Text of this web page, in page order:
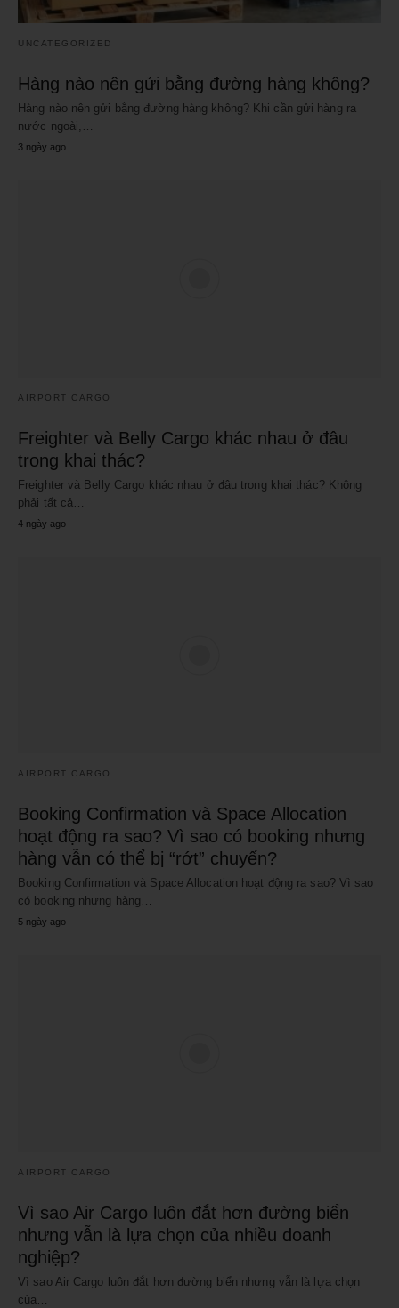
UNCATEGORIZED
Hàng nào nên gửi bằng đường hàng không?
Hàng nào nên gửi bằng đường hàng không? Khi cần gửi hàng ra
nước ngoài,…
3 ngày ago
AIRPORT CARGO
Freighter và Belly Cargo khác nhau ở đâu
trong khai thác?
Freighter và Belly Cargo khác nhau ở đâu trong khai thác? Không
phải tất cả…
4 ngày ago
AIRPORT CARGO
Booking Confirmation và Space Allocation
hoạt động ra sao? Vì sao có booking nhưng
hàng vẫn có thể bị “rớt” chuyến?
Booking Confirmation và Space Allocation hoạt động ra sao? Vì sao
có booking nhưng hàng…
5 ngày ago
AIRPORT CARGO
Vì sao Air Cargo luôn đắt hơn đường biển
nhưng vẫn là lựa chọn của nhiều doanh
nghiệp?
Vì sao Air Cargo luôn đắt hơn đường biển nhưng vẫn là lựa chọn
của…